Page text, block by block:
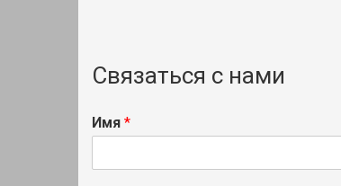
Связаться с нами
Имя *